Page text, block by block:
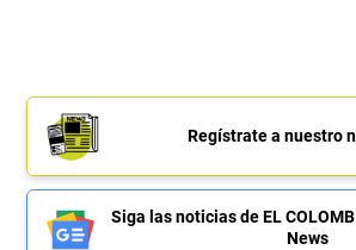
Regístrate a nuestro
Siga las noticias de EL
News